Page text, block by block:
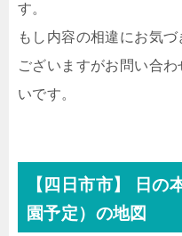
す。
もし内容の相違にお気
ございますがお問い合
いです。
【四日市市】 日の
園予定）の地図